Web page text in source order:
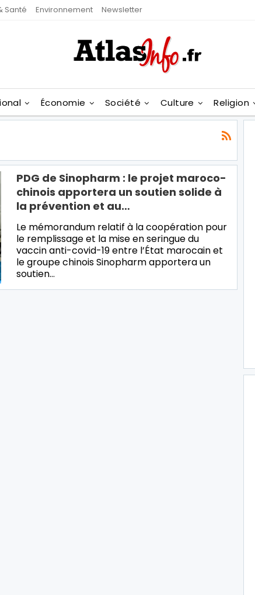
Santé Environnement Newsletter
Économie Société Culture Religion
PDG de Sinopharm : le projet maroco-
chinois apportera un soutien solide à
la prévention et au…
Le mémorandum relatif à la coopération pour
le remplissage et la mise en seringue du
vaccin anti-covid-19 entre l’État marocain et
le groupe chinois Sinopharm apportera un
soutien…